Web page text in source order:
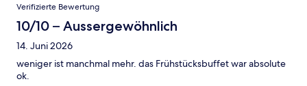
Verifizierte Bewertung
10/10 – Aussergewöhnlich
14. Juni 2026
weniger ist manchmal mehr. das Frühstücksbuffet war absolute
ok.